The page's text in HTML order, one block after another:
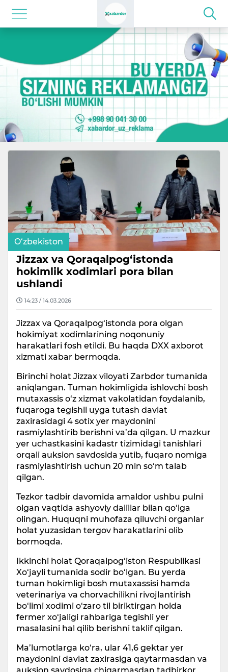
O‘zbekiston
Jizzax va Qoraqalpog‘istonda
hokimlik xodimlari pora bilan
ushlandi
14:23 / 14.03.2026
Jizzax va Qoraqalpog‘istonda pora olgan
hokimiyat xodimlarining noqonuniy
harakatlari fosh etildi. Bu haqda DXX axborot
xizmati xabar bermoqda.
Birinchi holat Jizzax viloyati Zarbdor tumanida
aniqlangan. Tuman hokimligida ishlovchi bosh
mutaxassis o‘z xizmat vakolatidan foydalanib,
fuqaroga tegishli uyga tutash davlat
zaxirasidagi 4 sotix yer maydonini
rasmiylashtirib berishni va’da qilgan. U mazkur
yer uchastkasini kadastr tizimidagi tanishlari
orqali auksion savdosida yutib, fuqaro nomiga
rasmiylashtirish uchun 20 mln so‘m talab
qilgan.
Tezkor tadbir davomida amaldor ushbu pulni
olgan vaqtida ashyoviy dalillar bilan qo‘lga
olingan. Huquqni muhofaza qiluvchi organlar
holat yuzasidan tergov harakatlarini olib
bormoqda.
Ikkinchi holat Qoraqalpog‘iston Respublikasi
Xo‘jayli tumanida sodir bo‘lgan. Bu yerda
tuman hokimligi bosh mutaxassisi hamda
veterinariya va chorvachilikni rivojlantirish
bo‘limi xodimi o‘zaro til biriktirgan holda
fermer xo‘jaligi rahbariga tegishli yer
masalasini hal qilib berishni taklif qilgan.
Ma’lumotlarga ko‘ra, ular 41,6 gektar yer
maydonini davlat zaxirasiga qaytarmasdan va